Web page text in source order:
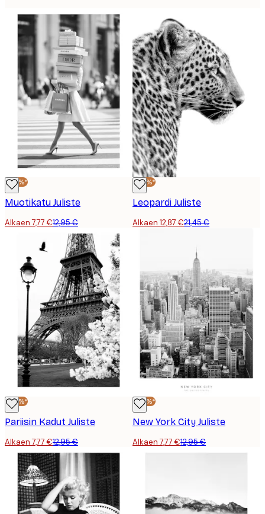
-40%*
Muotikatu Juliste
Alkaen 7,77 €12,95 €
-40%*
Leopardi Juliste
Alkaen 12,87 €21,45 €
-40%*
Pariisin Kadut Juliste
Alkaen 7,77 €12,95 €
-40%*
New York City Juliste
Alkaen 7,77 €12,95 €